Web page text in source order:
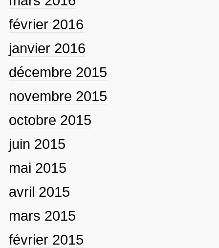
février 2016
janvier 2016
décembre 2015
novembre 2015
octobre 2015
juin 2015
mai 2015
avril 2015
mars 2015
février 2015